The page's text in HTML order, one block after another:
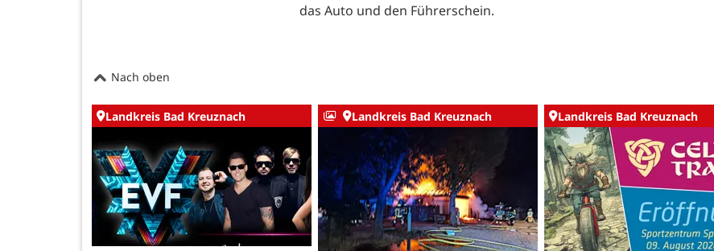
das Auto und den Führerschein.
Nach oben
Landkreis Bad Kreuznach Landkreis Bad Kreuznach Landkreis Bad Kreuznach